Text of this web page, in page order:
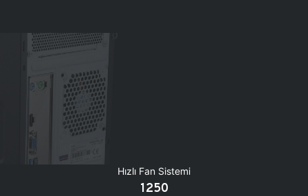
Hızlı Fan Sistemi
1250